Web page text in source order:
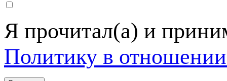
Я прочитал(а) и
Политику в